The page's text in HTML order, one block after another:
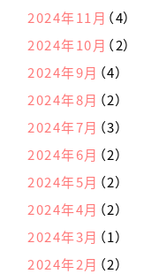
2024年11月 （4）
2024年10月 （2）
2024年9月 （4）
2024年8月 （2）
2024年7月 （3）
2024年6月 （2）
2024年5月 （2）
2024年4月 （2）
2024年3月 （1）
2024年2月 （2）